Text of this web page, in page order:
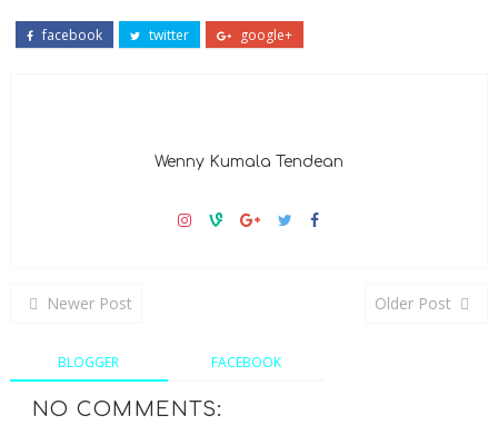
facebook twitter google+
Wenny Kumala Tendean
Newer Post Older Post
BLOGGER FACEBOOK
NO COMMENTS: